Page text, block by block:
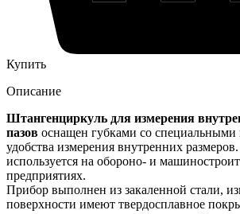
Купить
Описание
Штангенциркуль для измерения
пазов оснащен губками со специальными
удобства измерения внутренних
используется на обороно- и
предприятиях.
Прибор выполнен из закаленной стали,
поверхности имеют твердосплавное